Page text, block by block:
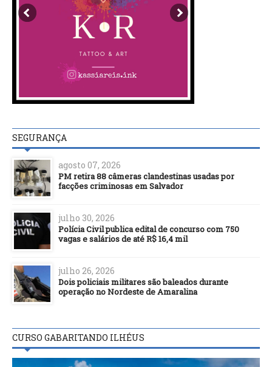
SEGURANÇA
agosto 07, 2026
PM retira 88 câmeras clandestinas usadas por
facções criminosas em Salvador
julho 30, 2026
Polícia Civil publica edital de concurso com 750
vagas e salários de até R$ 16,4 mil
julho 26, 2026
Dois policiais militares são baleados durante
operação no Nordeste de Amaralina
CURSO GABARITANDO ILHÉUS